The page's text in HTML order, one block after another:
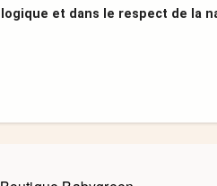
et dans le respect de la